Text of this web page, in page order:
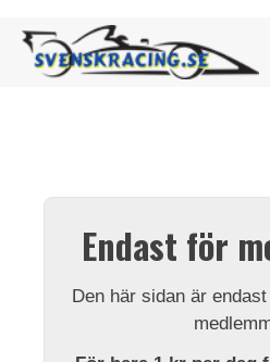
Endast för
Den här sidan är